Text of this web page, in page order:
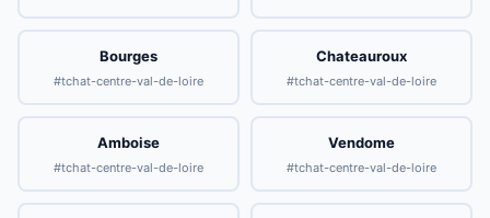
Bourges
#tchat-centre-val-de-loire
Chateauroux
#tchat-centre-val-de-loire
Amboise
#tchat-centre-val-de-loire
Vendome
#tchat-centre-val-de-loire